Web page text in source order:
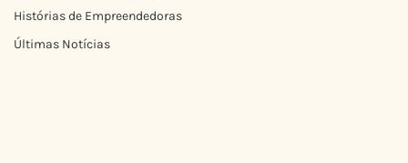
Histórias de Empreendedoras
Últimas Notícias